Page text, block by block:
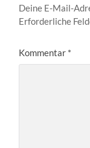
Deine E-Mail-
Erforderliche
Kommentar *